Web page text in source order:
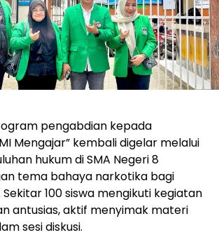
pengabdian kepada
Mengajar” kembali digelar melalui
hukum di SMA Negeri 8
tema bahaya narkotika bagi
100 siswa mengikuti kegiatan
antusias, aktif menyimak materi
sesi diskusi.